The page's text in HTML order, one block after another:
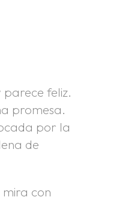
parece feliz.
promesa.
por la
de
con